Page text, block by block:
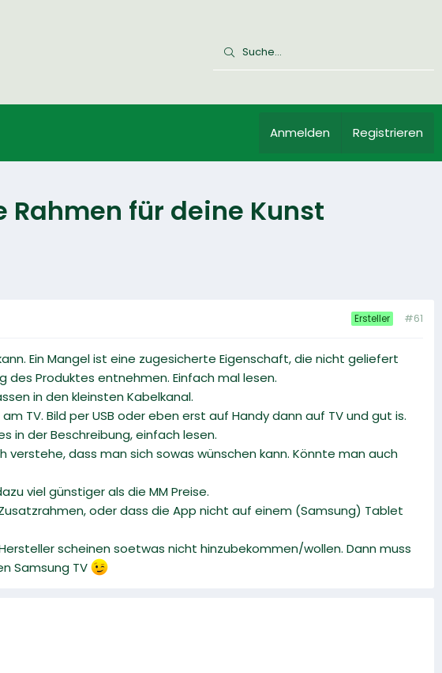
Anmelden Registrieren
Rahmen für deine Kunst
Ersteller #61
Ein Mangel ist eine zugesicherte Eigenschaft, die nicht geliefert
des Produktes entnehmen. Einfach mal lesen.
in den kleinsten Kabelkanal.
TV. Bild per USB oder eben erst auf Handy dann auf TV und gut is.
in der Beschreibung, einfach lesen.
verstehe, dass man sich sowas wünschen kann. Könnte man auch
viel günstiger als die MM Preise.
oder dass die App nicht auf einem (Samsung) Tablet
scheinen soetwas nicht hinzubekommen/wollen. Dann muss
Samsung TV